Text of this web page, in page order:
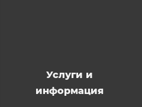
Услуги и
информация